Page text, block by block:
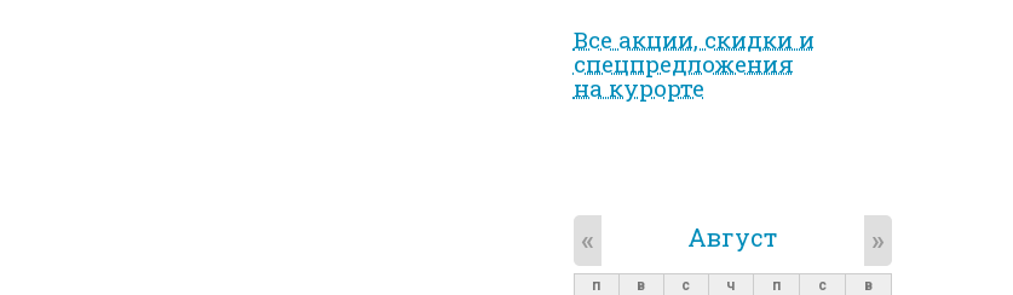
Все акции, скидки и
спец­предложе­ния
на курорте
Август
« »
п в с ч п с
в